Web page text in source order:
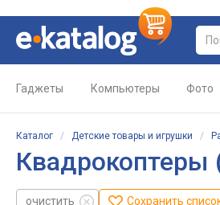
Гаджеты Компьютеры Фото
Каталог / Детские товары и игрушки /
очистить Сохранить